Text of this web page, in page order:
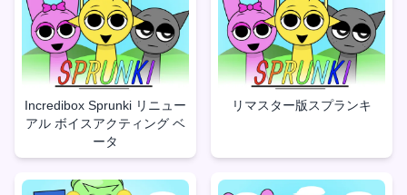
Incredibox Sprunki リニュー
アル ボイスアクティング ベ
ータ
リマスター版スプランキ